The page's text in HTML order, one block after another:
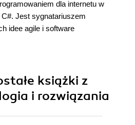
dla internetu w
Jest sygnatariuszem
idee agile i software
książki z
i rozwiązania